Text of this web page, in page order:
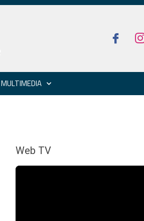
MULTIMEDIA
Web TV